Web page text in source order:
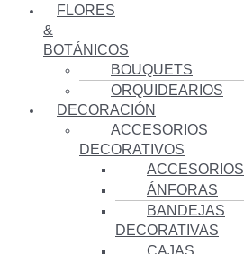
FLORES
&
BOTÁNICOS
BOUQUETS
ORQUIDEARIOS
DECORACIÓN
ACCESORIOS
DECORATIVOS
ACCESORIOS
ÁNFORAS
BANDEJAS
DECORATIVAS